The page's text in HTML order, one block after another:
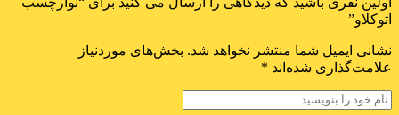
اتوکلاو”
نشانی ایمیل شما منتشر نخواهد شد. بخش‌های موردنیاز
علامت‌گذاری شده‌اند *